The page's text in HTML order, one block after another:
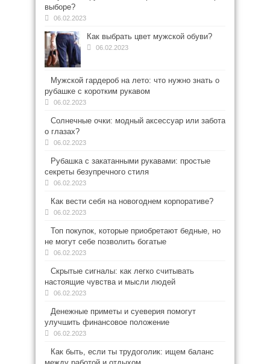
выборе?
06.02.2023
Как выбрать цвет мужской обуви?
06.02.2023
Мужской гардероб на лето: что нужно знать о
рубашке с коротким рукавом
06.02.2023
Солнечные очки: модный аксессуар или забота
о глазах?
06.02.2023
Рубашка с закатанными рукавами: простые
секреты безупречного стиля
06.02.2023
Как вести себя на новогоднем корпоративе?
06.02.2023
Топ покупок, которые приобретают бедные, но
не могут себе позволить богатые
06.02.2023
Скрытые сигналы: как легко считывать
настоящие чувства и мысли людей
06.02.2023
Денежные приметы и суеверия помогут
улучшить финансовое положение
06.02.2023
Как быть, если ты трудоголик: ищем баланс